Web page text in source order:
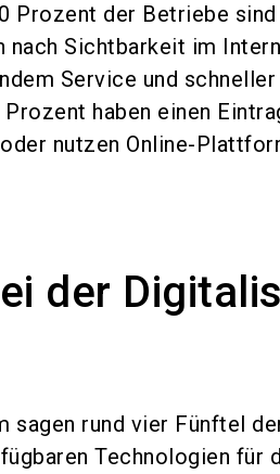
Prozent der Betriebe
nach Sichtbarkeit im
Service und
haben einen
nutzen Online-
der
rund vier Fünftel
Technologien für